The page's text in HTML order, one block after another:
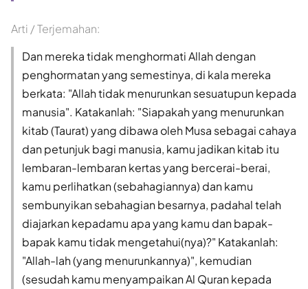
Arti / Terjemahan:
Dan mereka tidak menghormati Allah dengan
penghormatan yang semestinya, di kala mereka
berkata: "Allah tidak menurunkan sesuatupun kepada
manusia". Katakanlah: "Siapakah yang menurunkan
kitab (Taurat) yang dibawa oleh Musa sebagai cahaya
dan petunjuk bagi manusia, kamu jadikan kitab itu
lembaran-lembaran kertas yang bercerai-berai,
kamu perlihatkan (sebahagiannya) dan kamu
sembunyikan sebahagian besarnya, padahal telah
diajarkan kepadamu apa yang kamu dan bapak-
bapak kamu tidak mengetahui(nya)?" Katakanlah:
"Allah-lah (yang menurunkannya)", kemudian
(sesudah kamu menyampaikan Al Quran kepada